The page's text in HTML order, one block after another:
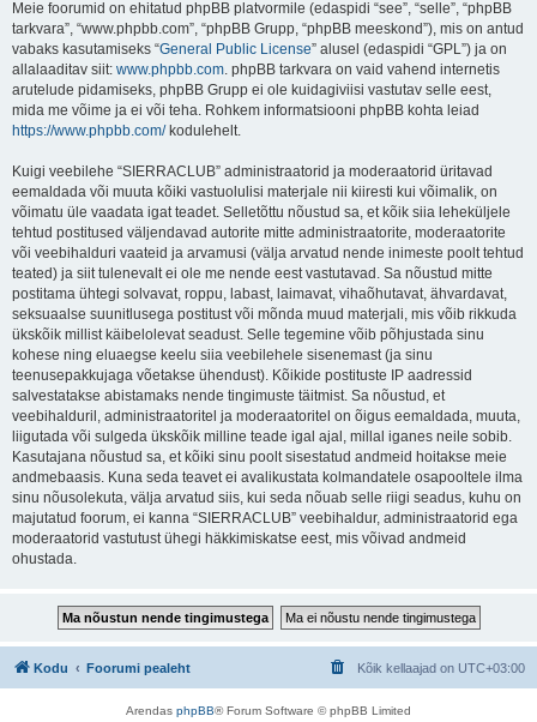
Meie foorumid on ehitatud phpBB platvormile (edaspidi “see”, “selle”, “phpBB
tarkvara”, “www.phpbb.com”, “phpBB Grupp, “phpBB meeskond”), mis on antud
vabaks kasutamiseks “General Public License” alusel (edaspidi “GPL”) ja on
allalaaditav siit: www.phpbb.com. phpBB tarkvara on vaid vahend internetis
arutelude pidamiseks, phpBB Grupp ei ole kuidagiviisi vastutav selle eest,
mida me võime ja ei või teha. Rohkem informatsiooni phpBB kohta leiad
https://www.phpbb.com/kodulehelt.
Kuigi veebilehe “SIERRACLUB” administraatorid ja moderaatorid üritavad
eemaldada või muuta kõiki vastuolulisi materjale nii kiiresti kui võimalik, on
võimatu üle vaadata igat teadet. Selletõttu nõustud sa, et kõik siia leheküljele
tehtud postitused väljendavad autorite mitte administraatorite, moderaatorite
või veebihalduri vaateid ja arvamusi (välja arvatud nende inimeste poolt tehtud
teated) ja siit tulenevalt ei ole me nende eest vastutavad. Sa nõustud mitte
postitama ühtegi solvavat, roppu, labast, laimavat, vihaõhutavat, ähvardavat,
seksuaalse suunitlusega postitust või mõnda muud materjali, mis võib rikkuda
ükskõik millist käibelolevat seadust. Selle tegemine võib põhjustada sinu
kohese ning eluaegse keelu siia veebilehele sisenemast (ja sinu
teenusepakkujaga võetakse ühendust). Kõikide postituste IP aadressid
salvestatakse abistamaks nende tingimuste täitmist. Sa nõustud, et
veebihalduril, administraatoritel ja moderaatoritel on õigus eemaldada, muuta,
liigutada või sulgeda ükskõik milline teade igal ajal, millal iganes neile sobib.
Kasutajana nõustud sa, et kõiki sinu poolt sisestatud andmeid hoitakse meie
andmebaasis. Kuna seda teavet ei avalikustata kolmandatele osapooltele ilma
sinu nõusolekuta, välja arvatud siis, kui seda nõuab selle riigi seadus, kuhu on
majutatud foorum, ei kanna “SIERRACLUB” veebihaldur, administraatorid ega
moderaatorid vastutust ühegi häkkimiskatse eest, mis võivad andmeid
ohustada.
Kodu Foorumi pealeht Kõik kellaajad on UTC+03:00
Arendas phpBB® Forum Software © phpBB Limited